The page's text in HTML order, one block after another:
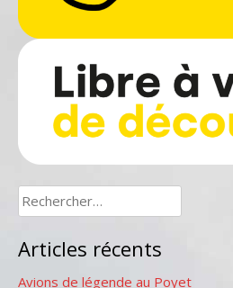
Rechercher :
Articles récents
Avions de légende au Poyet